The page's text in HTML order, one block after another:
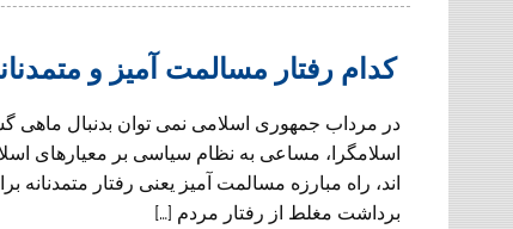
كدام رفتار مسالمت آميز و
در مرداب جمهورى اسلامى نمى توان بدنبال ماهى
اسلامگرا، مساعى به نظام سياسى بر معيارهاى
اند، راه مبارزه مسالمت آميز يعنى رفتار
برداشت مغلط از رفتار مردم […]